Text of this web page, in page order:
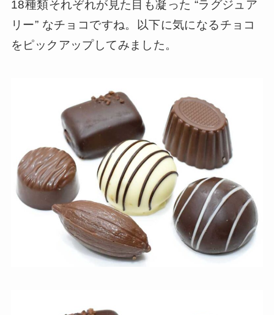
18種類それぞれが見た目も凝った “ラグジュア
リー” なチョコですね。以下に気になるチョコ
をピックアップしてみました。